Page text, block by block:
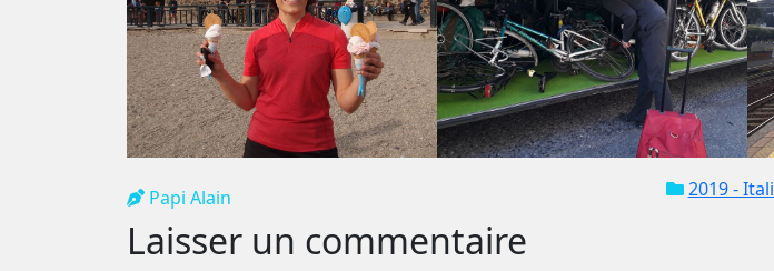
Papi Alain 2019 -
Laisser un commentaire